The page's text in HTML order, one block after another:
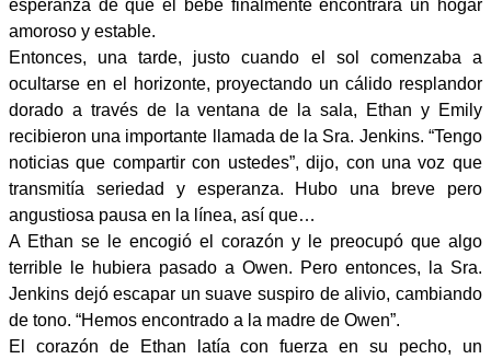
esperanza de que el bebé finalmente encontrara un hogar
amoroso y estable.
Entonces, una tarde, justo cuando el sol comenzaba a
ocultarse en el horizonte, proyectando un cálido resplandor
dorado a través de la ventana de la sala, Ethan y Emily
recibieron una importante llamada de la Sra. Jenkins. “Tengo
noticias que compartir con ustedes”, dijo, con una voz que
transmitía seriedad y esperanza. Hubo una breve pero
angustiosa pausa en la línea, así que…
A Ethan se le encogió el corazón y le preocupó que algo
terrible le hubiera pasado a Owen. Pero entonces, la Sra.
Jenkins dejó escapar un suave suspiro de alivio, cambiando
de tono. “Hemos encontrado a la madre de Owen”.
El corazón de Ethan latía con fuerza en su pecho, un